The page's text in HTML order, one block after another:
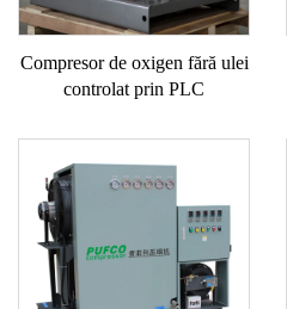
Compresor de oxigen fără ulei
controlat prin PLC